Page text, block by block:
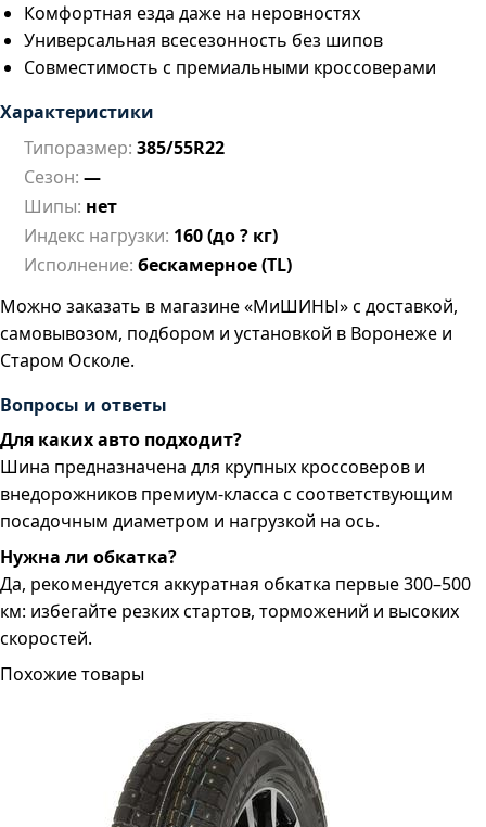
Комфортная езда даже на неровностях
Универсальная всесезонность без шипов
Совместимость с премиальными кроссоверами
Характеристики
Типоразмер: 385/55R22
Сезон: —
Шипы: нет
Индекс нагрузки: 160 (до ? кг)
Исполнение: бескамерное (TL)
Можно заказать в магазине «МиШИНЫ» с доставкой,
самовывозом, подбором и установкой в Воронеже и
Старом Осколе.
Вопросы и ответы
Для каких авто подходит?
Шина предназначена для крупных кроссоверов и
внедорожников премиум-класса с соответствующим
посадочным диаметром и нагрузкой на ось.
Нужна ли обкатка?
Да, рекомендуется аккуратная обкатка первые 300–500
км: избегайте резких стартов, торможений и высоких
скоростей.
Похожие товары